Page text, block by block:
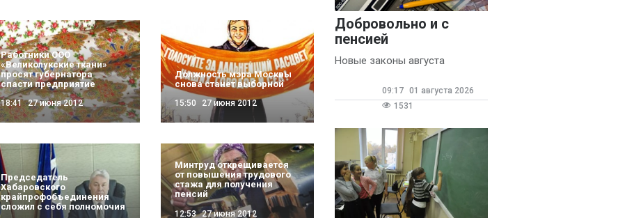
Работники ООО
«Великолукские ткани»
просят губернатора
спасти предприятие
18:41 27 июня 2012
Должность мэра Москвы
снова станет выборной
15:50 27 июня 2012
Председатель
Хабаровского
крайпрофобъединения
сложил с себя полномочия
Минтруд открещивается
от повышения трудового
стажа для получения
пенсий
12:53 27 июня 2012
Добровольно и с
пенсией
Новые законы августа
09:17 01 августа 2026
1531